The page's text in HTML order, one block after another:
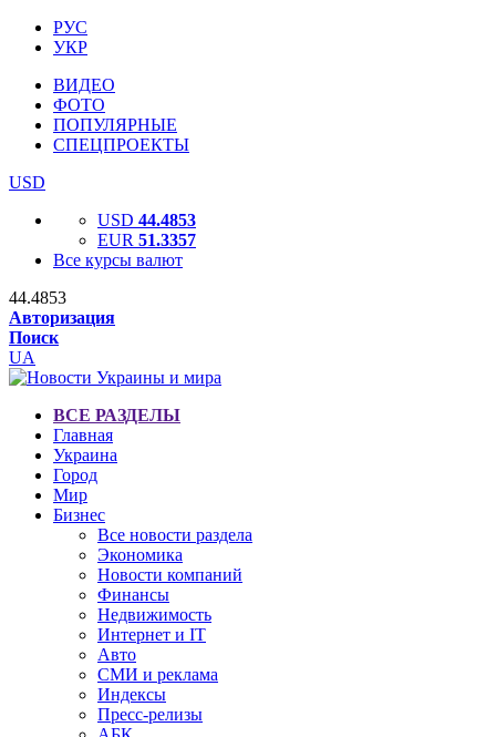
РУС
УКР
ВИДЕО
ФОТО
ПОПУЛЯРНЫЕ
СПЕЦПРОЕКТЫ
USD
USD 44.4853
EUR 51.3357
Все курсы валют
44.4853
Авторизация
Поиск
UA
ВСЕ РАЗДЕЛЫ
Главная
Украина
Город
Мир
Бизнес
Все новости раздела
Экономика
Новости компаний
Финансы
Недвижимость
Интернет и IT
Авто
СМИ и реклама
Индексы
Пресс-релизы